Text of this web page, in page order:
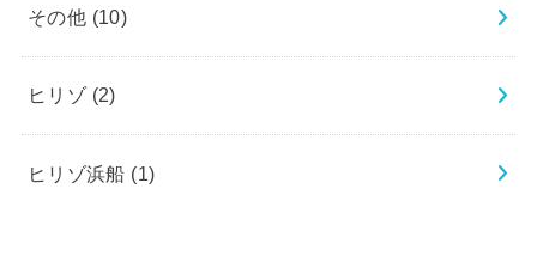
その他 (10)
ヒリゾ (2)
ヒリゾ浜船 (1)